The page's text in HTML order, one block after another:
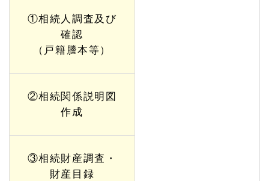
①相続人調査及び
確認
（戸籍謄本等）
②相続関係説明図
作成
③相続財産調査・
財産目録